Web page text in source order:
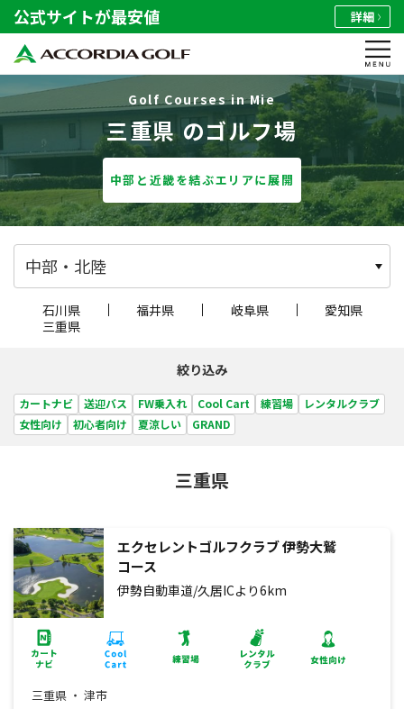
公式サイトが最安値 詳細
Golf Courses in Mie
三重県 のゴルフ場
中部と近畿を結ぶエリアに展開
中部・北陸
石川県 福井県 岐阜県
愛知県
三重県
絞り込み
カートナビ 送迎バス FW乗入れ Cool Cart 練習場
レンタルクラブ
女性向け
初心者向け 夏涼しい GRAND
三重県
エクセレントゴルフクラブ 伊勢大鷲
コース
伊勢自動車道/久居ICより6km
三重県 ・ 津市